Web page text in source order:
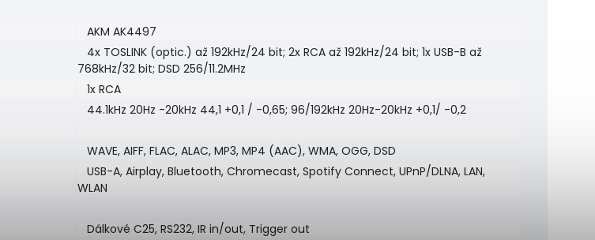
AKM AK4497
4x TOSLINK (optic.) až 192kHz/24 bit; 2x RCA až 192kHz/24 bit; 1x USB-B až
768kHz/32 bit; DSD 256/11.2MHz
1x RCA
44.1kHz 20Hz -20kHz 44,1 +0,1 / -0,65; 96/192kHz 20Hz-20kHz +0,1/ -0,2
WAVE, AIFF, FLAC, ALAC, MP3, MP4 (AAC), WMA, OGG, DSD
USB-A, Airplay, Bluetooth, Chromecast, Spotify Connect, UPnP/DLNA, LAN,
WLAN
Dálkové C25, RS232, IR in/out, Trigger out